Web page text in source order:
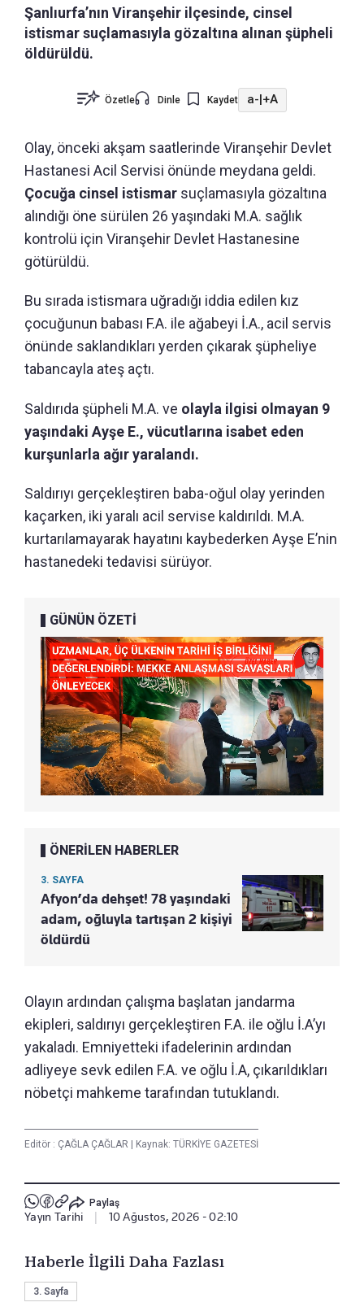
Şanlıurfa’nın Viranşehir ilçesinde, cinsel
istismar suçlamasıyla gözaltına alınan şüpheli
öldürüldü.
Özetle Dinle Kaydet a-|+A
Olay, önceki akşam saatlerinde Viranşehir Devlet
Hastanesi Acil Servisi önünde meydana geldi.
Çocuğa cinsel istismar suçlamasıyla gözaltına
alındığı öne sürülen 26 yaşındaki M.A. sağlık
kontrolü için Viranşehir Devlet Hastanesine
götürüldü.
Bu sırada istismara uğradığı iddia edilen kız
çocuğunun babası F.A. ile ağabeyi İ.A., acil servis
önünde saklandıkları yerden çıkarak şüpheliye
tabancayla ateş açtı.
Saldırıda şüpheli M.A. ve olayla ilgisi olmayan 9
yaşındaki Ayşe E., vücutlarına isabet eden
kurşunlarla ağır yaralandı.
Saldırıyı gerçekleştiren baba-oğul olay yerinden
kaçarken, iki yaralı acil servise kaldırıldı. M.A.
kurtarılamayarak hayatını kaybederken Ayşe E’nin
hastanedeki tedavisi sürüyor.
GÜNÜN ÖZETİ
ÖNERİLEN HABERLER
3. SAYFA
Afyon’da dehşet! 78 yaşındaki
adam, oğluyla tartışan 2 kişiyi
öldürdü
Olayın ardından çalışma başlatan jandarma
ekipleri, saldırıyı gerçekleştiren F.A. ile oğlu İ.A’yı
yakaladı. Emniyetteki ifadelerinin ardından
adliyeye sevk edilen F.A. ve oğlu İ.A, çıkarıldıkları
nöbetçi mahkeme tarafından tutuklandı.
Editör : ÇAĞLA ÇAĞLAR Kaynak: TÜRKİYE GAZETESİ
Paylaş
Yayın Tarihi 10 Ağustos, 2026 - 02:10
Haberle İlgili Daha Fazlası
3. Sayfa